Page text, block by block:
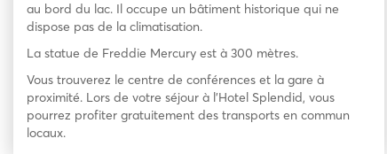
au bord du lac. Il occupe un bâtiment historique qui ne
dispose pas de la climatisation.
La statue de Freddie Mercury est à 300 mètres.
Vous trouverez le centre de conférences et la gare à
proximité. Lors de votre séjour à l’Hotel Splendid, vous
pourrez profiter gratuitement des transports en commun
locaux.